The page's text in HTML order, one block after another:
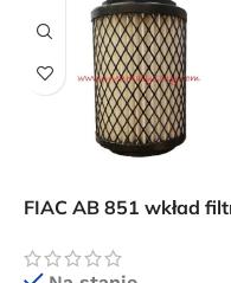
FIAC AB 851 wkład
Oferta